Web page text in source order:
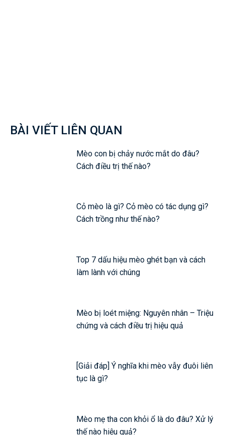
BÀI VIẾT LIÊN QUAN
Mèo con bị chảy nước mắt do đâu?
Cách điều trị thế nào?
Cỏ mèo là gì? Cỏ mèo có tác dụng gì?
Cách trồng như thế nào?
Top 7 dấu hiệu mèo ghét bạn và cách
làm lành với chúng
Mèo bị loét miệng: Nguyên nhân – Triệu
chứng và cách điều trị hiệu quả
[Giải đáp] Ý nghĩa khi mèo vẫy đuôi liên
tục là gì?
Mèo mẹ tha con khỏi ổ là do đâu? Xử lý
thế nào hiệu quả?